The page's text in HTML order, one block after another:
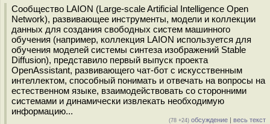
Сообщество LAION (Large-scale Artificial Intelligence Open
Network), развивающее инструменты, модели и коллекции
данных для создания свободных систем машинного
обучения (например, коллекция LAION используется для
обучения моделей системы синтеза изображений Stable
Diffusion), представило первый выпуск проекта
OpenAssistant, развивающего чат-бот с искусственным
интеллектом, способный понимать и отвечать на вопросы на
естественном языке, взаимодействовать со сторонними
системами и динамически извлекать необходимую
информацию...
(78 +24) обсуждение | весь текст